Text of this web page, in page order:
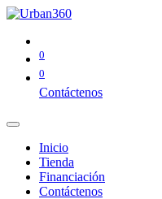
0
0
Contáctenos
Inicio
Tienda
Financiación
Contáctenos